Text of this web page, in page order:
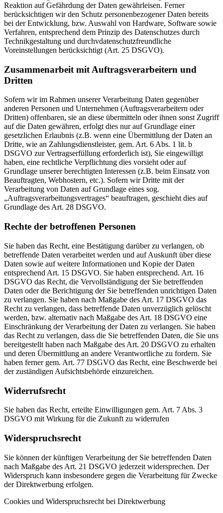
Reaktion auf Gefährdung der Daten gewährleisen. Ferner
berücksichtigen wir den Schutz personenbezogener Daten bereits
bei der Entwicklung, bzw. Auswahl von Hardware, Software sowie
Verfahren, entsprechend dem Prinzip des Datenschutzes durch
Technikgestaltung und durchvdatenschutzfreundliche
Voreinstellungen berücksichtigt (Art. 25 DSGVO).
Zusammenarbeit mit Auftragsverarbeitern und
Dritten
Sofern wir im Rahmen unserer Verarbeitung Daten gegenüber
anderen Personen und Unternehmen (Auftragsverarbeitern oder
Dritten) offenbaren, sie an diese übermitteln oder ihnen sonst Zugriff
auf die Daten gewähren, erfolgt dies nur auf Grundlage einer
gesetzlichen Erlaubnis (z.B. wenn eine Übermittlung der Daten an
Dritte, wie an Zahlungsdienstleister, gem. Art. 6 Abs. 1 lit. b
DSGVO zur Vertragserfüllung erforderlich ist), Sie eingewilligt
haben, eine rechtliche Verpflichtung dies vorsieht oder auf
Grundlage unserer berechtigten Interessen (z.B. beim Einsatz von
Beauftragten, Webhostern, etc.). Sofern wir Dritte mit der
Verarbeitung von Daten auf Grundlage eines sog.
„Auftragsverarbeitungsvertrages“ beauftragen, geschieht dies auf
Grundlage des Art. 28 DSGVO.
Rechte der betroffenen Personen
Sie haben das Recht, eine Bestätigung darüber zu verlangen, ob
betreffende Daten verarbeitet werden und auf Auskunft über diese
Daten sowie auf weitere Informationen und Kopie der Daten
entsprechend Art. 15 DSGVO. Sie haben entsprechend. Art. 16
DSGVO das Recht, die Vervollständigung der Sie betreffenden
Daten oder die Berichtigung der Sie betreffenden unrichtigen Daten
zu verlangen. Sie haben nach Maßgabe des Art. 17 DSGVO das
Recht zu verlangen, dass betreffende Daten unverzüglich gelöscht
werden, bzw. alternativ nach Maßgabe des Art. 18 DSGVO eine
Einschränkung der Verarbeitung der Daten zu verlangen. Sie haben
das Recht zu verlangen, dass die Sie betreffenden Daten, die Sie uns
bereitgestellt haben nach Maßgabe des Art. 20 DSGVO zu erhalten
und deren Übermittlung an andere Verantwortliche zu fordern. Sie
haben ferner gem. Art. 77 DSGVO das Recht, eine Beschwerde bei
der zuständigen Aufsichtsbehörde einzureichen.
Widerrufsrecht
Sie haben das Recht, erteilte Einwilligungen gem. Art. 7 Abs. 3
DSGVO mit Wirkung für die Zukunft zu widerrufen
Widerspruchsrecht
Sie können der künftigen Verarbeitung der Sie betreffenden Daten
nach Maßgabe des Art. 21 DSGVO jederzeit widersprechen. Der
Widerspruch kann insbesondere gegen die Verarbeitung für Zwecke
der Direktwerbung erfolgen.
Cookies und Widerspruchsrecht bei Direktwerbung